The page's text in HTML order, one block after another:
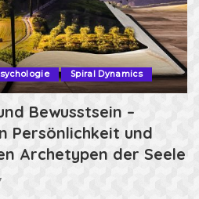
Spiral Dynamics
Bewusstsein –
Persönlichkeit und
Archetypen der Seele